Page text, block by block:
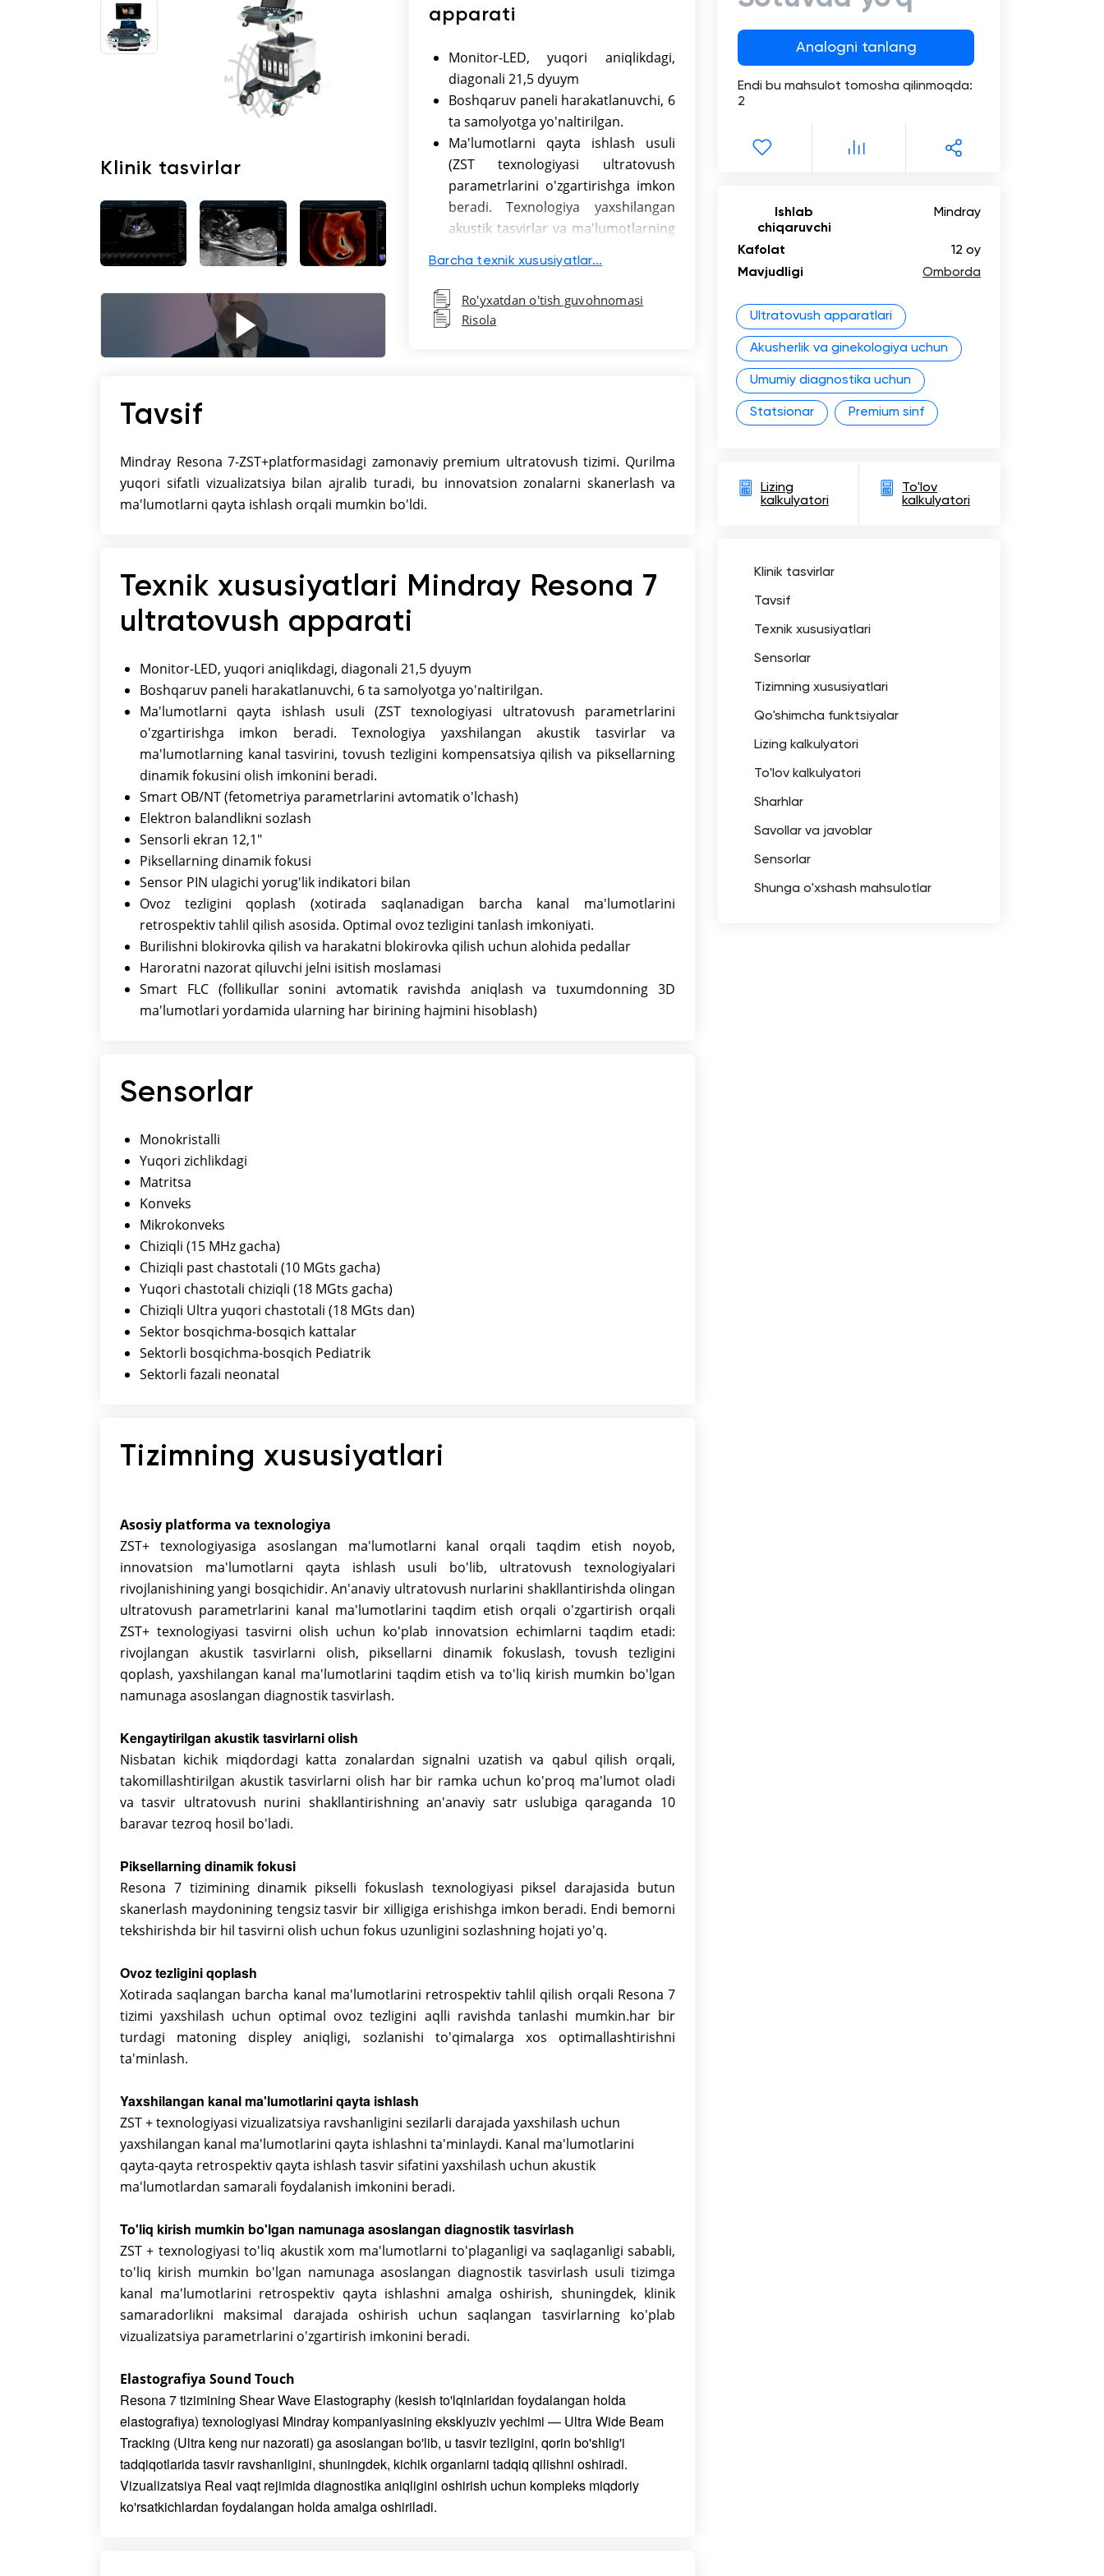
Xizmat
raqamlashtirish
in
+998 (78) 555-74-63
CN UZ
Klinik tasvirlar
apparati
Monitor-LED, yuqori aniqlikdagi,
diagonali 21,5 dyuym
Boshqaruv paneli harakatlanuvchi, 6
ta samolyotga yo'naltirilgan.
Ma'lumotlarni qayta ishlash usuli
(ZST texnologiyasi ultratovush
parametrlarini o'zgartirishga imkon
beradi. Texnologiya yaxshilangan
akustik tasvirlar va ma'lumotlarning
kompensatsiya qilish va
piksellarning dinamik fokusini olish
imkonini beradi.
indikatori bilan
Ovoz tezligini qoplash (xotirada
tanlash imkoniyati.
Burilishni blokirovka qilish va
isitish moslamasi
Smart FLC (follikullar sonini
avtomatik ravishda aniqlash va
tuxumdonning 3D ma'lumotlari
yordamida ularning har birining
Barcha texnik xususiyatlar...
Ro'yxatdan o'tish guvohnomasi
Risola
Tavsif
Mindray Resona 7-ZST+platformasidagi zamonaviy premium ultratovush tizimi. Qurilma
yuqori sifatli vizualizatsiya bilan ajralib turadi, bu innovatsion zonalarni skanerlash va
ma'lumotlarni qayta ishlash orqali mumkin bo'ldi.
Texnik xususiyatlari Mindray Resona 7
ultratovush apparati
Monitor-LED, yuqori aniqlikdagi, diagonali 21,5 dyuym
Boshqaruv paneli harakatlanuvchi, 6 ta samolyotga yo'naltirilgan.
Ma'lumotlarni qayta ishlash usuli (ZST texnologiyasi ultratovush parametrlarini
o'zgartirishga imkon beradi. Texnologiya yaxshilangan akustik tasvirlar va
ma'lumotlarning kanal tasvirini, tovush tezligini kompensatsiya qilish va piksellarning
dinamik fokusini olish imkonini beradi.
Smart OB/NT (fetometriya parametrlarini avtomatik o'lchash)
Elektron balandlikni sozlash
Sensorli ekran 12,1"
Piksellarning dinamik fokusi
Sensor PIN ulagichi yorug'lik indikatori bilan
Ovoz tezligini qoplash (xotirada saqlanadigan barcha kanal ma'lumotlarini
retrospektiv tahlil qilish asosida. Optimal ovoz tezligini tanlash imkoniyati.
Burilishni blokirovka qilish va harakatni blokirovka qilish uchun alohida pedallar
Haroratni nazorat qiluvchi jelni isitish moslamasi
Smart FLC (follikullar sonini avtomatik ravishda aniqlash va tuxumdonning 3D
ma'lumotlari yordamida ularning har birining hajmini hisoblash)
Sensorlar
Monokristalli
Yuqori zichlikdagi
Matritsa
Konveks
Mikrokonveks
Chiziqli (15 MHz gacha)
Chiziqli past chastotali (10 MGts gacha)
Yuqori chastotali chiziqli (18 MGts gacha)
Chiziqli Ultra yuqori chastotali (18 MGts dan)
Sektor bosqichma-bosqich kattalar
Sektorli bosqichma-bosqich Pediatrik
Sektorli fazali neonatal
Tizimning xususiyatlari
Asosiy platforma va texnologiya
ZST+ texnologiyasiga asoslangan ma'lumotlarni kanal orqali taqdim etish noyob,
innovatsion ma'lumotlarni qayta ishlash usuli bo'lib, ultratovush texnologiyalari
rivojlanishining yangi bosqichidir. An'anaviy ultratovush nurlarini shakllantirishda olingan
ultratovush parametrlarini kanal ma'lumotlarini taqdim etish orqali o'zgartirish orqali
ZST+ texnologiyasi tasvirni olish uchun ko'plab innovatsion echimlarni taqdim etadi:
rivojlangan akustik tasvirlarni olish, piksellarni dinamik fokuslash, tovush tezligini
qoplash, yaxshilangan kanal ma'lumotlarini taqdim etish va to'liq kirish mumkin bo'lgan
namunaga asoslangan diagnostik tasvirlash.
Kengaytirilgan akustik tasvirlarni olish
Nisbatan kichik miqdordagi katta zonalardan signalni uzatish va qabul qilish orqali,
takomillashtirilgan akustik tasvirlarni olish har bir ramka uchun ko'proq ma'lumot oladi
va tasvir ultratovush nurini shakllantirishning an'anaviy satr uslubiga qaraganda 10
baravar tezroq hosil bo'ladi.
Piksellarning dinamik fokusi
Resona 7 tizimining dinamik pikselli fokuslash texnologiyasi piksel darajasida butun
skanerlash maydonining tengsiz tasvir bir xilligiga erishishga imkon beradi. Endi bemorni
tekshirishda bir hil tasvirni olish uchun fokus uzunligini sozlashning hojati yo'q.
Ovoz tezligini qoplash
Xotirada saqlangan barcha kanal ma'lumotlarini retrospektiv tahlil qilish orqali Resona 7
tizimi yaxshilash uchun optimal ovoz tezligini aqlli ravishda tanlashi mumkin.har bir
turdagi matoning displey aniqligi, sozlanishi to'qimalarga xos optimallashtirishni
ta'minlash.
Yaxshilangan kanal ma'lumotlarini qayta ishlash
ZST + texnologiyasi vizualizatsiya ravshanligini sezilarli darajada yaxshilash uchun
yaxshilangan kanal ma'lumotlarini qayta ishlashni ta'minlaydi. Kanal ma'lumotlarini
qayta-qayta retrospektiv qayta ishlash tasvir sifatini yaxshilash uchun akustik
ma'lumotlardan samarali foydalanish imkonini beradi.
To'liq kirish mumkin bo'lgan namunaga asoslangan diagnostik tasvirlash
ZST + texnologiyasi to'liq akustik xom ma'lumotlarni to'plaganligi va saqlaganligi sababli,
to'liq kirish mumkin bo'lgan namunaga asoslangan diagnostik tasvirlash usuli tizimga
kanal ma'lumotlarini retrospektiv qayta ishlashni amalga oshirish, shuningdek, klinik
samaradorlikni maksimal darajada oshirish uchun saqlangan tasvirlarning ko'plab
vizualizatsiya parametrlarini o'zgartirish imkonini beradi.
Elastografiya Sound Touch
Resona 7 tizimining Shear Wave Elastography (kesish to'lqinlaridan foydalangan holda
elastografiya) texnologiyasi Mindray kompaniyasining eksklyuziv yechimi — Ultra Wide Beam
Tracking (Ultra keng nur nazorati) ga asoslangan bo'lib, u tasvir tezligini, qorin bo'shlig'i
tadqiqotlarida tasvir ravshanligini, shuningdek, kichik organlarni tadqiq qilishni oshiradi.
Vizualizatsiya Real vaqt rejimida diagnostika aniqligini oshirish uchun kompleks miqdoriy
ko'rsatkichlardan foydalangan holda amalga oshiriladi.
Analogni tanlang
Endi bu mahsulot tomosha qilinmoqda:
2
Ishlab
chiqaruvchi
Mindray
Kafolat
12 oy
Mavjudligi
Omborda
Ultratovush apparatlari
Akusherlik va ginekologiya uchun
Umumiy diagnostika uchun
Statsionar Premium sinf
Lizing
kalkulyatori
To'lov
kalkulyatori
Klinik tasvirlar
Tavsif
Texnik xususiyatlari
Sensorlar
Tizimning xususiyatlari
Qo'shimcha funktsiyalar
Lizing kalkulyatori
To'lov kalkulyatori
Sharhlar
Savollar va javoblar
Sensorlar
Shunga o'xshash mahsulotlar